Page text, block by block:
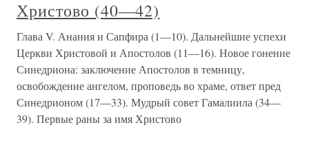
Христово (40—42)
Глава V. Анания и Сапфира (1—10). Дальнейшие успехи
Церкви Христовой и Апостолов (11—16). Новое гонение
Синедриона: заключение Апостолов в темницу,
освобождение ангелом, проповедь во храме, ответ пред
Синедрионом (17—33). Мудрый совет Гамалиила (34—
39). Первые раны за имя Христово